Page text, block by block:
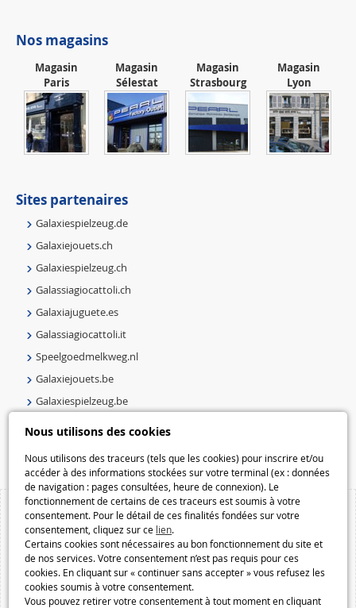
Nous utilisons des cookies
Nous utilisons des traceurs (tels que les cookies) pour inscrire et/ou
accéder à des informations stockées sur votre terminal (ex : données
de navigation : pages consultées, heure de connexion). Le
fonctionnement de certains de ces traceurs est soumis à votre
consentement. Pour le détail de ces finalités fondées sur votre
consentement, cliquez sur ce lien.
Certains cookies sont nécessaires au bon fonctionnement du site et
de nos services. Votre consentement n’est pas requis pour ces
cookies. En cliquant sur « continuer sans accepter » vous refusez les
cookies soumis à votre consentement.
Vous pouvez retirer votre consentement à tout moment en cliquant
Nos magasins
Magasin
Paris
Magasin
Sélestat
Magasin
Strasbourg
Magasin
Lyon
Sites partenaires
Galaxiespielzeug.de
Galaxiejouets.ch
Galaxiespielzeug.ch
Galassiagiocattoli.ch
Galaxiajuguete.es
Galassiagiocattoli.it
Speelgoedmelkweg.nl
Galaxiejouets.be
Galaxiespielzeug.be